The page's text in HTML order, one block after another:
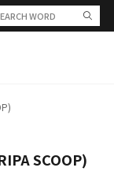
当選報告を解説
SCOOP)